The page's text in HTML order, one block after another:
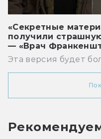
«Секретные
получили
— «Врач
Эта версия будет